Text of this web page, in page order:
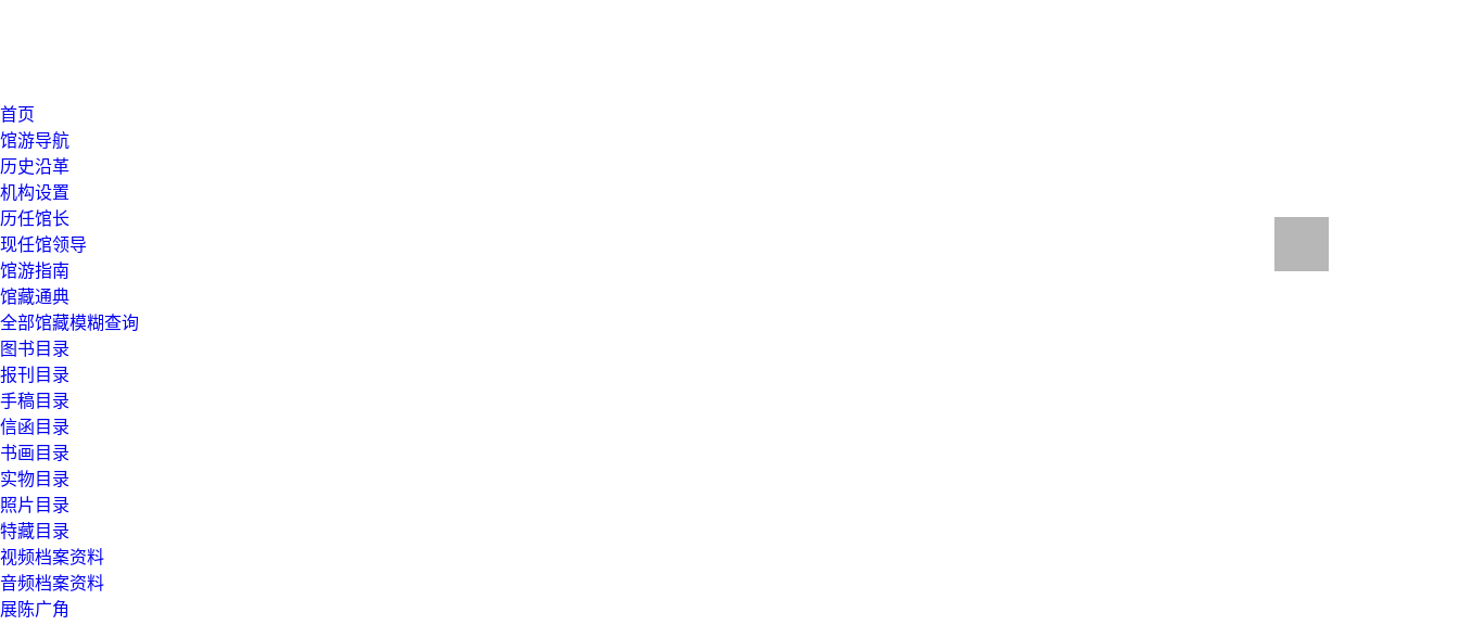
首页
馆游导航
历史沿革
机构设置
历任馆长
现任馆领导
馆游指南
馆藏通典
全部馆藏模糊查询
图书目录
报刊目录
手稿目录
信函目录
书画目录
实物目录
照片目录
特藏目录
视频档案资料
音频档案资料
展陈广角